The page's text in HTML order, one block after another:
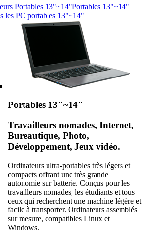
Portables 13"~14"
les PC portables 13"~14"
Portables 13"~14"
Travailleurs nomades, Internet,
Bureautique, Photo,
Développement, Jeux vidéo.
Ordinateurs ultra-portables très légers et
compacts offrant une très grande
autonomie sur batterie. Conçus pour les
travailleurs nomades, les étudiants et tous
ceux qui recherchent une machine légère et
facile à transporter. Ordinateurs assemblés
sur mesure, compatibles Linux et
Windows.